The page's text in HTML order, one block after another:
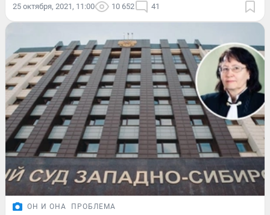
25 октября, 2021, 11:00 10 652 41
ОН И ОНА ПРОБЛЕМА